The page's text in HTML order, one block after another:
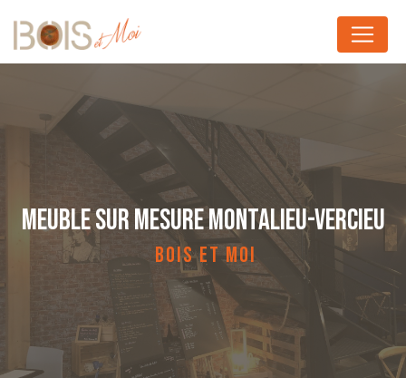
MEUBLE SUR MESURE MONTALIEU-VERCIEU
BOIS ET MOI